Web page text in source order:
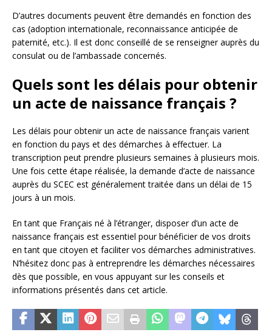
D’autres documents peuvent être demandés en fonction des
cas (adoption internationale, reconnaissance anticipée de
paternité, etc.). Il est donc conseillé de se renseigner auprès du
consulat ou de l’ambassade concernés.
Quels sont les délais pour obtenir
un acte de naissance français ?
Les délais pour obtenir un acte de naissance français varient
en fonction du pays et des démarches à effectuer. La
transcription peut prendre plusieurs semaines à plusieurs mois.
Une fois cette étape réalisée, la demande d’acte de naissance
auprès du SCEC est généralement traitée dans un délai de 15
jours à un mois.
En tant que Français né à l’étranger, disposer d’un acte de
naissance français est essentiel pour bénéficier de vos droits
en tant que citoyen et faciliter vos démarches administratives.
N’hésitez donc pas à entreprendre les démarches nécessaires
dès que possible, en vous appuyant sur les conseils et
informations présentés dans cet article.